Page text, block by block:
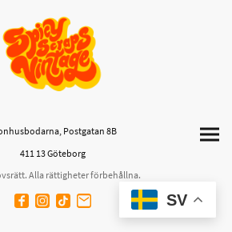
Postgatan 8B
411 13 Göteborg
Alla rättigheter förbehållna.
SV